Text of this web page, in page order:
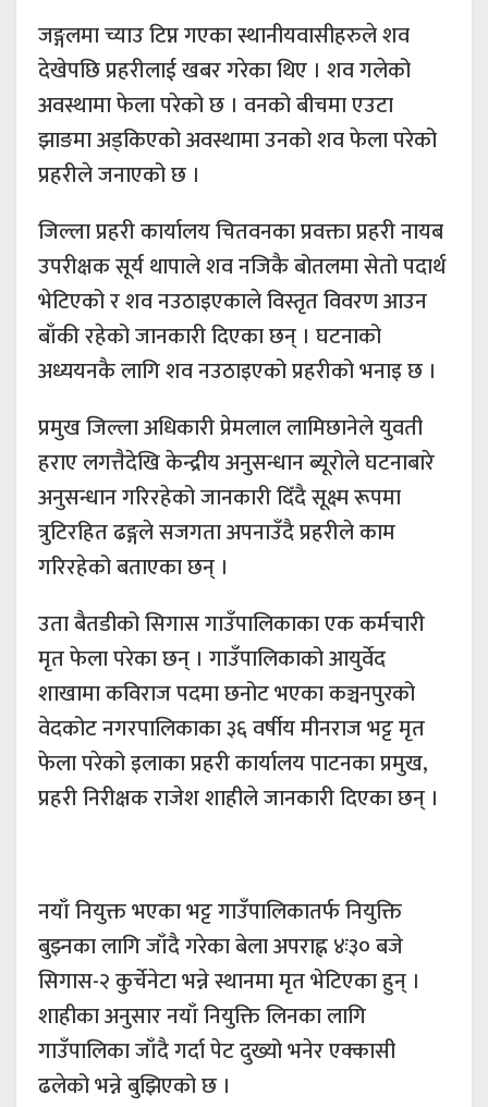
जङ्गलमा च्याउ टिप्न गएका स्थानीयवासीहरुले शव
देखेपछि प्रहरीलाई खबर गरेका थिए । शव गलेको
अवस्थामा फेला परेको छ । वनको बीचमा एउटा
झाङमा अड्किएको अवस्थामा उनको शव फेला परेको
प्रहरीले जनाएको छ ।
जिल्ला प्रहरी कार्यालय चितवनका प्रवक्ता प्रहरी नायब
उपरीक्षक सूर्य थापाले शव नजिकै बोतलमा सेतो पदार्थ
भेटिएको र शव नउठाइएकाले विस्तृत विवरण आउन
बाँकी रहेको जानकारी दिएका छन् । घटनाको
अध्ययनकै लागि शव नउठाइएको प्रहरीको भनाइ छ ।
प्रमुख जिल्ला अधिकारी प्रेमलाल लामिछानेले युवती
हराए लगत्तैदेखि केन्द्रीय अनुसन्धान ब्यूरोले घटनाबारे
अनुसन्धान गरिरहेको जानकारी दिँदै सूक्ष्म रूपमा
त्रुटिरहित ढङ्गले सजगता अपनाउँदै प्रहरीले काम
गरिरहेको बताएका छन् ।
उता बैतडीको सिगास गाउँपालिकाका एक कर्मचारी
मृत फेला परेका छन् । गाउँपालिकाको आयुर्वेद
शाखामा कविराज पदमा छनोट भएका कञ्चनपुरको
वेदकोट नगरपालिकाका ३६ वर्षीय मीनराज भट्ट मृत
फेला परेको इलाका प्रहरी कार्यालय पाटनका प्रमुख,
प्रहरी निरीक्षक राजेश शाहीले जानकारी दिएका छन् ।
नयाँ नियुक्त भएका भट्ट गाउँपालिकातर्फ नियुक्ति
बुझ्नका लागि जाँदै गरेका बेला अपराह्न ४ः३० बजे
सिगास-२ कुर्चेनेटा भन्ने स्थानमा मृत भेटिएका हुन् ।
शाहीका अनुसार नयाँ नियुक्ति लिनका लागि
गाउँपालिका जाँदै गर्दा पेट दुख्यो भनेर एक्कासी
ढलेको भन्ने बुझिएको छ ।